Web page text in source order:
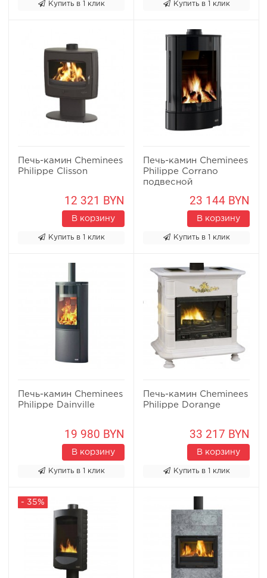
Купить в 1 клик Купить в 1 клик
Печь-камин Cheminees
Philippe Clisson
12 321 BYN
В корзину
Купить в 1 клик
Печь-камин Cheminees
Philippe Corrano
подвесной
23 144 BYN
В корзину
Купить в 1 клик
Печь-камин Cheminees
Philippe Dainville
19 980 BYN
В корзину
Купить в 1 клик
Печь-камин Cheminees
Philippe Dorange
33 217 BYN
В корзину
Купить в 1 клик
- 35%